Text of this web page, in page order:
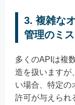
3. 複雑な
管理のミス
多くのAPIは複
造を扱いますが
い場合、特定の
許可が与えられ